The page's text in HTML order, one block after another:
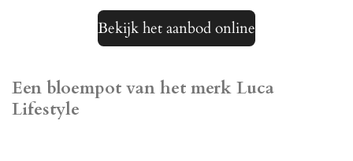
Bekijk het aanbod online
Een bloempot van het merk Luca
Lifestyle